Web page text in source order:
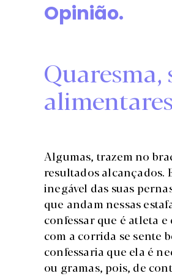
Opinião.
Quaresma,
alimentares
Algumas, trazem no
resultados alcançados.
inegável das suas
que andam nessas
confessar que é atleta
com a corrida se sente
confessaria que ela é
ou gramas, pois, de